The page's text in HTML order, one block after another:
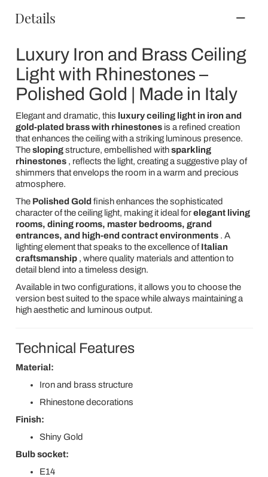
Details
Luxury Iron and Brass Ceiling
Light with Rhinestones –
Polished Gold | Made in Italy
Elegant and dramatic, this luxury ceiling light in iron and
gold-plated brass with rhinestonesis a refined creation
that enhances the ceiling with a striking luminous presence.
Theslopingstructure, embellished withsparkling
rhinestones, reflects the light, creating a suggestive play of
shimmers that envelops the room in a warm and precious
atmosphere.
The Polished Gold finish enhances the sophisticated
character of the ceiling light, making it ideal forelegant living
rooms, dining rooms, master bedrooms, grand
entrances, and high-end contract environments. A
lighting element that speaks to the excellence ofItalian
craftsmanship, where quality materials and attention to
detail blend into a timeless design.
Available in two configurations, it allows you to choose the
version best suited to the space while always maintaining a
high aesthetic and luminous output.
Technical Features
Material:
Iron and brass structure
Rhinestone decorations
Finish:
Shiny Gold
Bulb socket:
E14